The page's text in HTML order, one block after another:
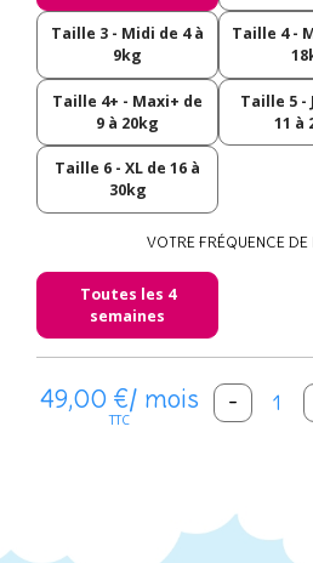
Taille 3 - Midi de 4 à
9kg
Taille 4 -
Taille 4+ - Maxi+ de
9 à 20kg
Taille 5 -
11 à
Taille 6 - XL de 16 à
30kg
VOTRE FRÉQUENCE
Toutes les 4
semaines
49,00 €/ mois
TTC
-